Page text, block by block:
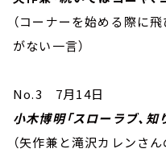
（コーナーを始める際に
がない一言）
No.3 7月14日
小木博明「スローラブ、
（矢作兼と滝沢カレンさ